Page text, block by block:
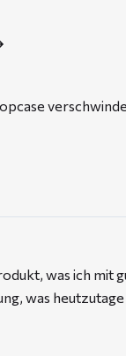
was ich mit
was